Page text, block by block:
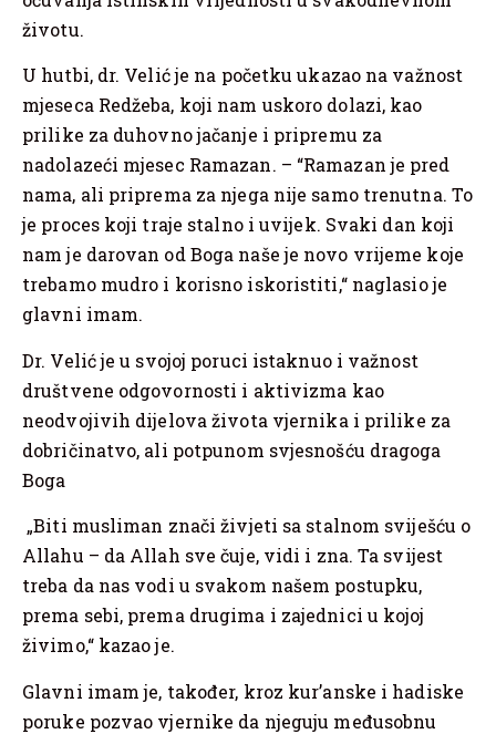
životu.
U hutbi, dr. Velić je na početku ukazao na važnost
mjeseca Redžeba, koji nam uskoro dolazi, kao
prilike za duhovno jačanje i pripremu za
nadolazeći mjesec Ramazan. – “Ramazan je pred
nama, ali priprema za njega nije samo trenutna. To
je proces koji traje stalno i uvijek. Svaki dan koji
nam je darovan od Boga naše je novo vrijeme koje
trebamo mudro i korisno iskoristiti,“ naglasio je
glavni imam.
Dr. Velić je u svojoj poruci istaknuo i važnost
društvene odgovornosti i aktivizma kao
neodvojivih dijelova života vjernika i prilike za
dobričinatvo, ali potpunom svjesnošću dragoga
Boga
„Biti musliman znači živjeti sa stalnom sviješću o
Allahu – da Allah sve čuje, vidi i zna. Ta svijest
treba da nas vodi u svakom našem postupku,
prema sebi, prema drugima i zajednici u kojoj
živimo,“ kazao je.
Glavni imam je, također, kroz kur’anske i hadiske
poruke pozvao vjernike da njeguju međusobnu